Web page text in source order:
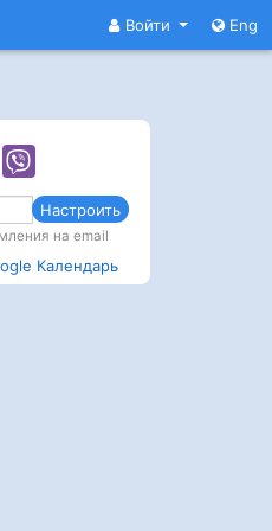
Войти Eng
Настроить
на email
Календарь